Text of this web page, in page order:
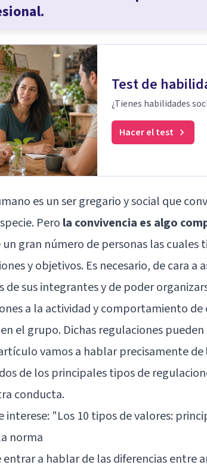
Test de
¿Tienes habilidades
Hacer el test
es un ser gregario y social que
Pero la convivencia es algo
gran número de personas las cuales
y objetivos. Es necesario, de cara a
de sus integrantes y de poder
a la actividad y comportamiento de
el grupo. Dichas regulaciones
vamos a hablar precisamente de
de los principales tipos de
conducta.
interese: "Los 10 tipos de valores:
norma
entrar a hablar de las diferencias entre